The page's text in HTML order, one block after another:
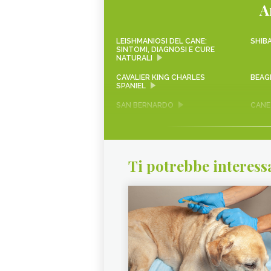
LEISHMANIOSI DEL CANE:
SINTOMI, DIAGNOSI E CURE
NATURALI
CAVALIER KING CHARLES
SPANIEL
SAN BERNARDO
DOGO ARGENTINO
BOVARO DEL BERNESE
PECHINESE
MASTINO TIBETANO
SAMOIEDO
Ti potrebbe